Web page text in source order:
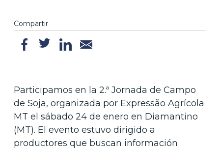
Compartir
Participamos en la 2.ª Jornada de Campo
de Soja, organizada por Expressão Agrícola
MT el sábado 24 de enero en Diamantino
(MT). El evento estuvo dirigido a
productores que buscan información